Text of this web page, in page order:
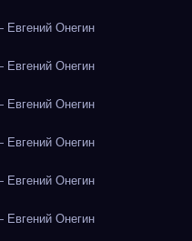
Онегин
Онегин
Онегин
Онегин
Онегин
Онегин